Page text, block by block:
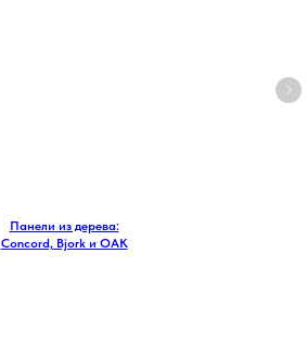
Панели из дерева:
Concord, Bjork и OAK